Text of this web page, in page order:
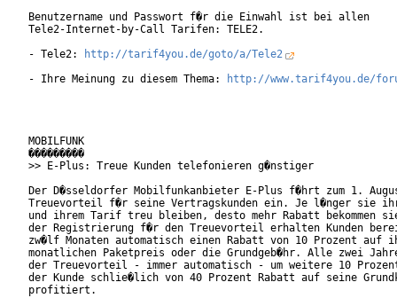
Benutzername und Passwort f�r die Einwahl ist bei allen
Tele2-Internet-by-Call Tarifen: TELE2.
- Tele2:
http://tarif4you.de/goto/a/Tele2
- Ihre Meinung zu diesem Thema:
http://www.tarif4you.de/
MOBILFUNK
���������
>> E-Plus: Treue Kunden telefonieren g�nstiger
Der D�sseldorfer Mobilfunkanbieter E-Plus f�hrt zum 1.
Treuevorteil f�r seine Vertragskunden ein. Je l�nger sie
und ihrem Tarif treu bleiben, desto mehr Rabatt bekommen
der Registrierung f�r den Treuevorteil erhalten Kunden
zw�lf Monaten automatisch einen Rabatt von 10 Prozent auf
monatlichen Paketpreis oder die Grundgeb�hr. Alle zwei
der Treuevorteil - immer automatisch - um weitere 10
der Kunde schlie�lich von 40 Prozent Rabatt auf seine
profitiert.